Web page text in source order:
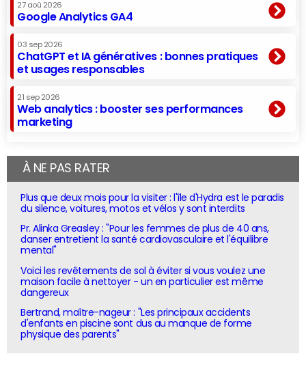
27 aoû 2026
Google Analytics GA4
03 sep 2026
ChatGPT et IA génératives : bonnes pratiques
et usages responsables
21 sep 2026
Web analytics : booster ses performances
marketing
À NE PAS RATER
Plus que deux mois pour la visiter : l'île d'Hydra est le paradis
du silence, voitures, motos et vélos y sont interdits
Pr. Alinka Greasley : "Pour les femmes de plus de 40 ans,
danser entretient la santé cardiovasculaire et l'équilibre
mental"
Voici les revêtements de sol à éviter si vous voulez une
maison facile à nettoyer - un en particulier est même
dangereux
Bertrand, maître-nageur : "Les principaux accidents
d'enfants en piscine sont dus au manque de forme
physique des parents"